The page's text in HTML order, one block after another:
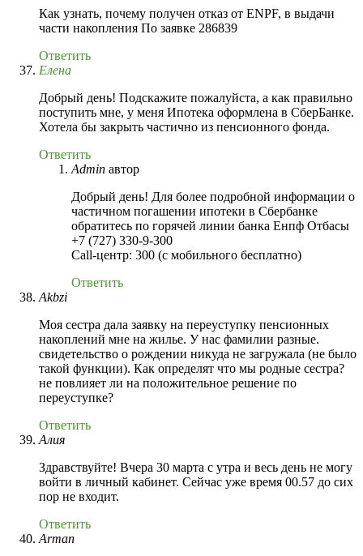
Как узнать, почему получен отказ от ENPF, в выдачи
части накопления По заявке 286839
Ответить
Елена
Добрый день! Подскажите пожалуйста, а как правильно
поступить мне, у меня Ипотека оформлена в СберБанке.
Хотела бы закрыть частично из пенсионного фонда.
Ответить
Admin автор
Добрый день! Для более подробной информации о
частичном погашении ипотеки в Сбербанке
обратитесь по горячей линии банка Енпф Отбасы
+7 (727) 330-9-300
Call-центр: 300 (с мобильного бесплатно)
Ответить
Akbzi
Моя сестра дала заявку на переуступку пенсионных
накоплений мне на жилье. У нас фамилии разные.
свидетельство о рождении никуда не загружала (не было
такой функции). Как определят что мы родные сестра?
не повлияет ли на положительное решение по
переуступке?
Ответить
Алия
Здравствуйте! Вчера 30 марта с утра и весь день не могу
войти в личный кабинет. Сейчас уже время 00.57 до сих
пор не входит.
Ответить
Arman